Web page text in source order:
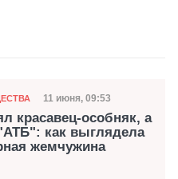
Дата публикации
11 июня, 09:53
красавец-особняк, а
как выглядела
жемчужина